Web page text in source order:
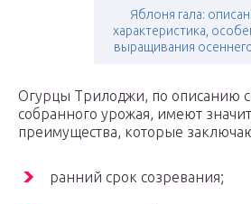
Яблоня гала:
характеристика,
выращивания
Огурцы Трилоджи, по описанию
собранного урожая, имеют
преимущества, которые
ранний срок созревания;